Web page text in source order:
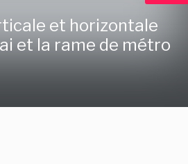
et horizontale
et la rame de métro